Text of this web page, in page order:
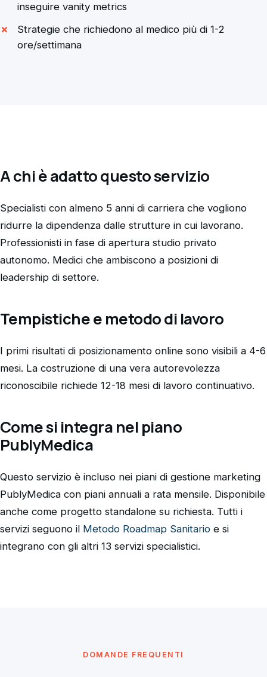
inseguire vanity metrics
Strategie che richiedono al medico più di 1-2
ore/settimana
A chi è adatto questo servizio
Specialisti con almeno 5 anni di carriera che vogliono
ridurre la dipendenza dalle strutture in cui lavorano.
Professionisti in fase di apertura studio privato
autonomo. Medici che ambiscono a posizioni di
leadership di settore.
Tempistiche e metodo di lavoro
I primi risultati di posizionamento online sono visibili a 4-6
mesi. La costruzione di una vera autorevolezza
riconoscibile richiede 12-18 mesi di lavoro continuativo.
Come si integra nel piano
PublyMedica
Questo servizio è incluso nei piani di gestione marketing
PublyMedica con piani annuali a rata mensile. Disponibile
anche come progetto standalone su richiesta. Tutti i
servizi seguono il Metodo Roadmap Sanitario e si
integrano con gli altri 13 servizi specialistici.
DOMANDE FREQUENTI